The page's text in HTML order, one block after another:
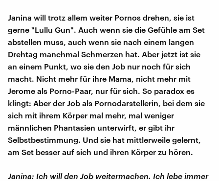
Janina will trotz allem weiter Pornos drehen, sie ist
gerne "Lullu Gun". Auch wenn sie die Gefühle am Set
abstellen muss, auch wenn sie nach einem langen
Drehtag manchmal Schmerzen hat. Aber jetzt ist sie
an einem Punkt, wo sie den Job nur noch für sich
macht. Nicht mehr für ihre Mama, nicht mehr mit
Jerome als Porno-Paar, nur für sich. So paradox es
klingt: Aber der Job als Pornodarstellerin, bei dem sie
sich mit ihrem Körper mal mehr, mal weniger
männlichen Phantasien unterwirft, er gibt ihr
Selbstbestimmung. Und sie hat mittlerweile gelernt,
am Set besser auf sich und ihren Körper zu hören.
Janina: Ich will den Job weitermachen. Ich lebe immer